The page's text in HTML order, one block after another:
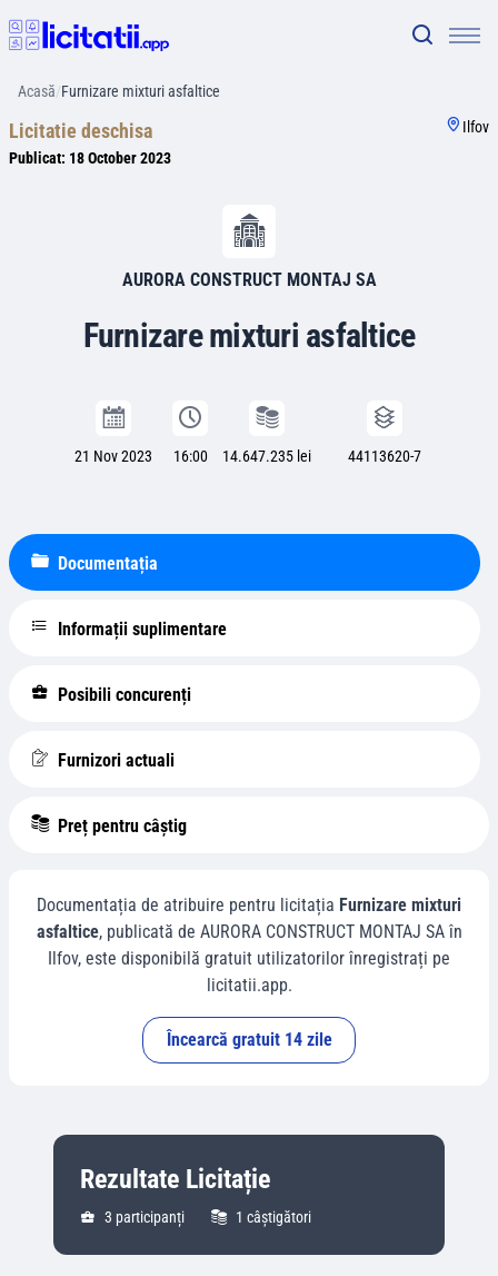
Acasă/Furnizare mixturi asfaltice
Licitatie deschisa
Publicat: 18 October 2023
Ilfov
AURORA CONSTRUCT MONTAJ SA
Furnizare mixturi asfaltice
21 Nov 2023 16:00 14.647.235 lei 44113620-7
Documentația
Informații suplimentare
Posibili concurenți
Furnizori actuali
Preț pentru câștig
Documentația de atribuire pentru licitația Furnizare mixturi
asfaltice, publicată de AURORA CONSTRUCT MONTAJ SAîn
Ilfov, este disponibilă gratuit utilizatorilor înregistrați pe
licitatii.app.
Încearcă gratuit 14 zile
Rezultate Licitație
3 participanți 1 câștigători